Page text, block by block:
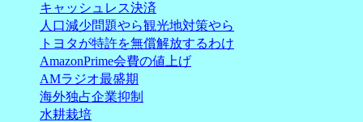
キャッシュレス決済
人口減少問題やら観光地対策やら
トヨタが特許を無償解放するわけ
AmazonPrime会費の値上げ
AMラジオ最盛期
海外独占企業抑制
水耕栽培